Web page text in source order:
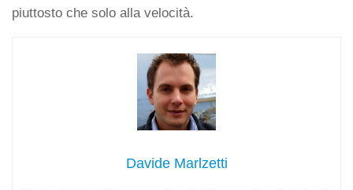
piuttosto che solo alla velocità.
Davide Marlzetti